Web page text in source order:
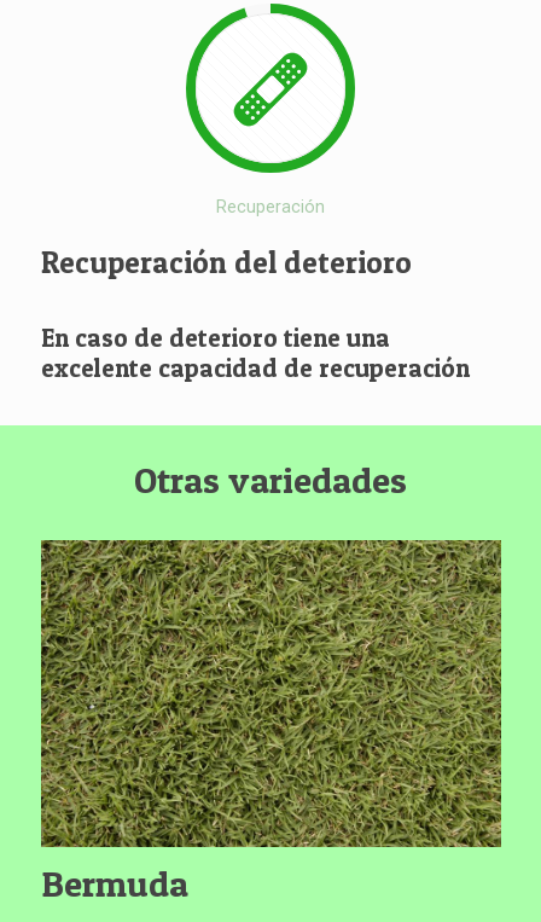
Recuperación
Recuperación del deterioro
En caso de deterioro tiene una
excelente capacidad de recuperación
Otras variedades
Bermuda